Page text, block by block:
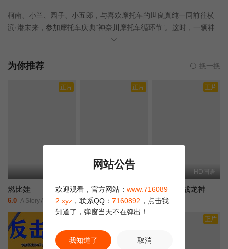
柯南、小兰、园子、小五郎，与喜欢摩托车的世良真纯一同前往横
滨·港未来，参加摩托车庆典“神奈川摩托车循环节”。这时，一辆神
秘的“黑色暴走摩托车”从柯南等人乘坐的车上方飞跃而过，而追捕这
萩原千速。 然而在一场激烈的追车戏之后，千速的摩托车严重
的活动会场，看到了搭载最新技术的白色摩托车“天使（エンジェ
脑海中浮现出了关于弟弟萩原研二，以及他的同期松田阵平的记
为你推荐 换一换
正片
燃比娃
6.0 A Story About Fire/
正片
HD中字
我心里危险的东西剧场版
2.0 剧场版/我内心的糟糕念头(台)/The Dangers in My Heart: The Movie/
正片
HD国语
哪吒之决战龙神
6.0 未知/
正片
网站公告
欢迎观看，官方网站： www.716089
2.xyz ，联系QQ： 7160892 ，点击我
知道了，弹窗当天不在弹出！
我知道了 取消